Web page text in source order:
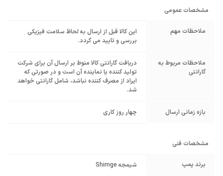
مشخصات عمومی
ملاحظات مهم
این کالا قبل از ارسال به لحاظ سلامت فیزیکی
بررسی و تایید می گردد.
ملاحظات مربوط به
گارانتی
دریافت گارانتی کالا منوط بر ارسال آن برای شرکت
تولید کننده یا نماینده آن است و در صورتی که
ایراد از مصرف کننده نباشد، شامل گارانتی خواهد
شد.
بازه زمانی ارسال چهار روز کاری
مشخصات فنی
برند پمپ شیمجه Shimge